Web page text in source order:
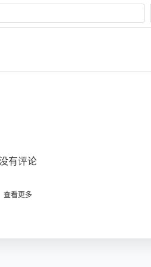
有评论
查看更多